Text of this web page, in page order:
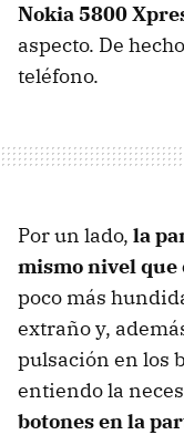
Nokia 5800
aspecto. De
teléfono.
Por un lado, la
mismo nivel que
poco más
extraño y,
pulsación en los
entiendo la
botones en la